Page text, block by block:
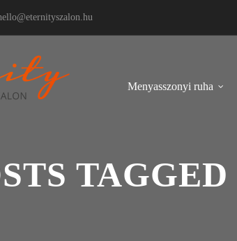
Menyasszonyi ruha